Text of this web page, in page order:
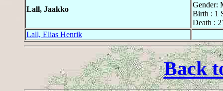
Lall, Jaakko
Gender:
Birth : 1
Death :
Lall, Elias Henrik
Back